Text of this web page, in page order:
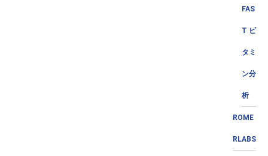
FAS
T ビ
タミ
ン分
析
ROME
RLABS